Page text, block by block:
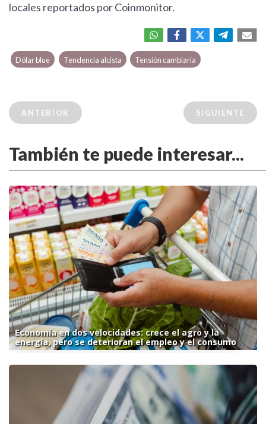
locales reportados por Coinmonitor.
Dólar blue Tendencia alcista Tensión cambiaria
ANTERIOR SIGUIENTE
También te puede interesar...
Economía en dos velocidades: crece el agro y la
energía, pero se deterioran el empleo y el consumo